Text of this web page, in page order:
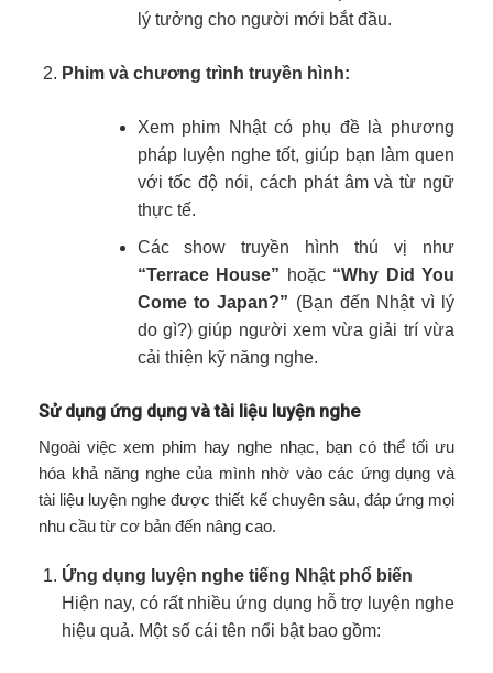
lý tưởng cho người mới bắt đầu.
Phim và chương trình truyền hình:
Xem phim Nhật có phụ đề là phương
pháp luyện nghe tốt, giúp bạn làm quen
với tốc độ nói, cách phát âm và từ ngữ
thực tế.
Các show truyền hình thú vị như
“Terrace House” hoặc “Why Did You
Come to Japan?” (Bạn đến Nhật vì lý
do gì?) giúp người xem vừa giải trí vừa
cải thiện kỹ năng nghe.
Sử dụng ứng dụng và tài liệu luyện nghe
Ngoài việc xem phim hay nghe nhạc, bạn có thể tối ưu
hóa khả năng nghe của mình nhờ vào các ứng dụng và
tài liệu luyện nghe được thiết kế chuyên sâu, đáp ứng mọi
nhu cầu từ cơ bản đến nâng cao.
Ứng dụng luyện nghe tiếng Nhật phổ biến
Hiện nay, có rất nhiều ứng dụng hỗ trợ luyện nghe
hiệu quả. Một số cái tên nổi bật bao gồm: